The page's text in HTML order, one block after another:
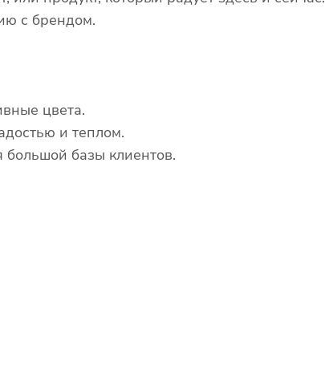
с брендом.
цвета.
и теплом.
базы клиентов.